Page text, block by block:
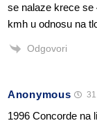
se nalaze krece se
kmh u odnosu na
Odgovori
Anonymous
1996 Concorde na